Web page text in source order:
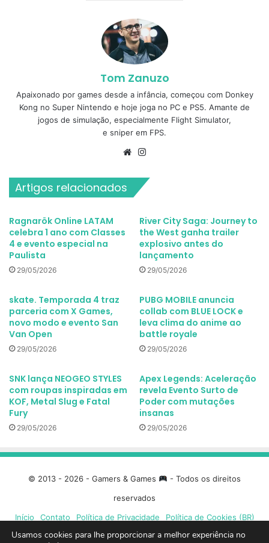
Tom Zanuzo
Apaixonado por games desde a infância, começou com Donkey
Kong no Super Nintendo e hoje joga no PC e PS5. Amante de
jogos de simulação, especialmente Flight Simulator,
e sniper em FPS.
Website
Artigos relacionados
Ragnarök Online LATAM
celebra 1 ano com Classes
4 e evento especial na
Paulista
29/05/2026
River City Saga: Journey to
the West ganha trailer
explosivo antes do
lançamento
29/05/2026
skate. Temporada 4 traz
parceria com X Games,
novo modo e evento San
Van Open
29/05/2026
PUBG MOBILE anuncia
collab com BLUE LOCK e
leva clima do anime ao
battle royale
29/05/2026
SNK lança NEOGEO STYLES
com roupas inspiradas em
KOF, Metal Slug e Fatal
Fury
29/05/2026
Apex Legends: Aceleração
revela Evento Surto de
Poder com mutações
insanas
29/05/2026
© 2013 - 2026 - Gamers & Games
- Todos os direitos
reservados
Início
Contato Política de Privacidade Política de Cookies (BR)
Usamos cookies para lhe proporcionar a melhor experiência no